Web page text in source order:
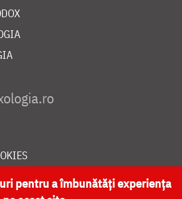
PENTRU CATEDRALA NAȚIONALĂ
pentru a îmbunătăți experiența